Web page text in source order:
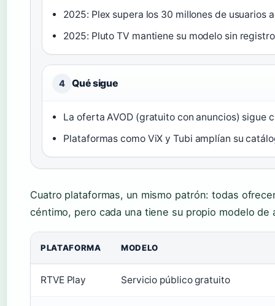
2025: Plex supera los 30 millones de usuarios
2025: Pluto TV mantiene su modelo sin
4 Qué sigue
La oferta AVOD (gratuito con anuncios) sigue
Plataformas como ViX y Tubi amplían su
Cuatro plataformas, un mismo patrón: todas
céntimo, pero cada una tiene su propio modelo de
PLATAFORMA MODELO
RTVE Play Servicio público gratuito